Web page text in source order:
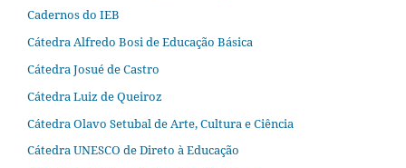
Cadernos do IEB
Cátedra Alfredo Bosi de Educação Básica
Cátedra Josué de Castro
Cátedra Luiz de Queiroz
Cátedra Olavo Setubal de Arte, Cultura e Ciência
Cátedra UNESCO de Direto à Educação